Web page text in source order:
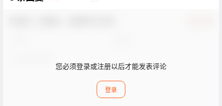
您必须登录或注册以后才能发表评论
登录